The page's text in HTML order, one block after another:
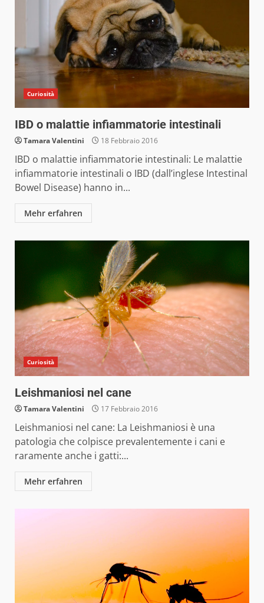
Curiosità
IBD o malattie infiammatorie intestinali
Tamara Valentini 18 Febbraio 2016
IBD o malattie infiammatorie intestinali: Le malattie
infiammatorie intestinali o IBD (dall’inglese Intestinal
Bowel Disease) hanno in...
Mehr erfahren
Curiosità
Leishmaniosi nel cane
Tamara Valentini 17 Febbraio 2016
Leishmaniosi nel cane: La Leishmaniosi è una
patologia che colpisce prevalentemente i cani e
raramente anche i gatti:...
Mehr erfahren